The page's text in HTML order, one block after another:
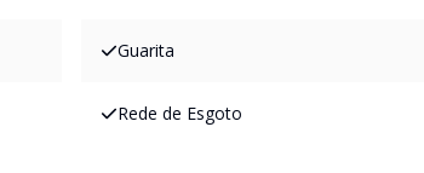
Guarita
Rede de Esgoto